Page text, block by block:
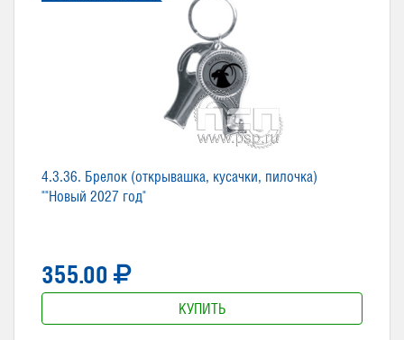
4.3.36. Брелок (открывашка, кусачки, пилочка)
""Новый 2027 год"
355.00
КУПИТЬ